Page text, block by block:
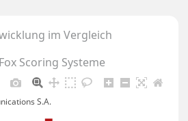
im Vergleich
Scoring Systeme
S.A.